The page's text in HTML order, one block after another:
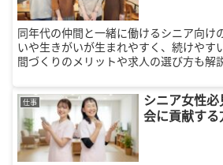
同年代の仲間と一緒に働けるシニア向け
いや生きがいが生まれやすく、続けやす
間づくりのメリットや求人の選び方も解
仕事
シニア女性
会に貢献する